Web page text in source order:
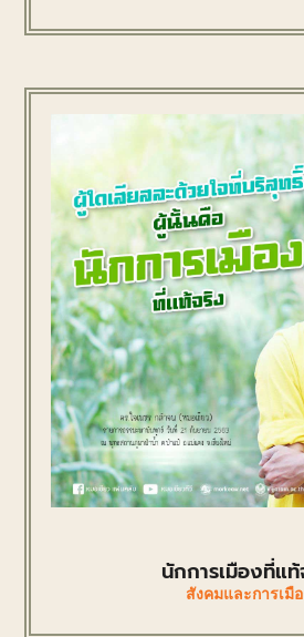
นักการเมืองที่แ
สังคมและการเมือ